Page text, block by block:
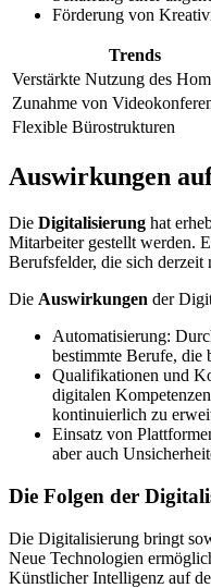
Förderung von
Trends
Verstärkte Nutzung des
Zunahme von
Flexible Bürostrukturen
Auswirkungen
Die Digitalisierung hat
Mitarbeiter gestellt werden.
Berufsfelder, die sich derzeit
Die Auswirkungen der
Automatisierung:
bestimmte Berufe, die
Qualifikationen und
digitalen
kontinuierlich zu
Einsatz von
aber auch
Die Folgen der
Die Digitalisierung bringt
Neue Technologien
Künstlicher Intelligenz auf